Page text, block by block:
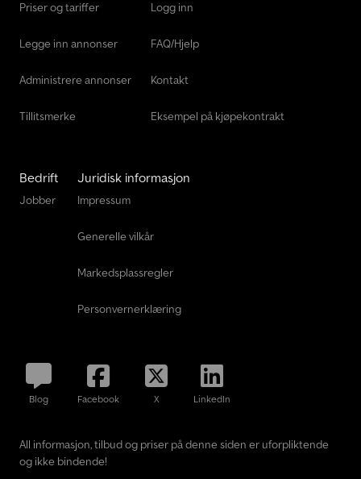
Priser og tariffer
Legge inn annonser
Administrere annonser
Tillitsmerke
Logg inn
FAQ/Hjelp
Kontakt
Eksempel på kjøpekontrakt
Bedrift
Jobber
Juridisk informasjon
Impressum
Generelle vilkår
Markedsplassregler
Personvernerklæring
Blog Facebook X LinkedIn
All informasjon, tilbud og priser på denne siden er uforpliktende
og ikke bindende!